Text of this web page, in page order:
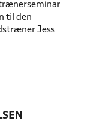
trænerseminar
til den
Jess